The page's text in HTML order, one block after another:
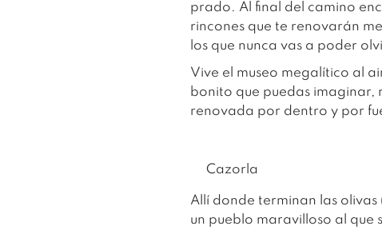
prado. Al final del camino
rincones que te renovarán
los que nunca vas a poder
Vive el museo megalítico al
bonito que puedas imaginar,
renovada por dentro y por
Cazorla
Allí donde terminan las olivas
un pueblo maravilloso al